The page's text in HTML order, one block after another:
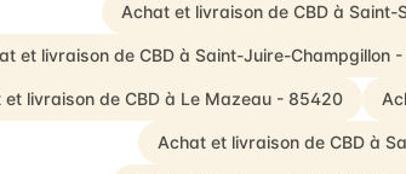
Achat et livraison de CBD à
et livraison de CBD à Saint-Juire-Champgillon
et livraison de CBD à Le Mazeau - 85420
Achat et livraison de CBD à